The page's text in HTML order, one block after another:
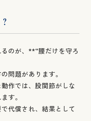
のが、**“腰だけを守ろ
問題があります。
作では、股関節がしな
す。
代償され、結果として